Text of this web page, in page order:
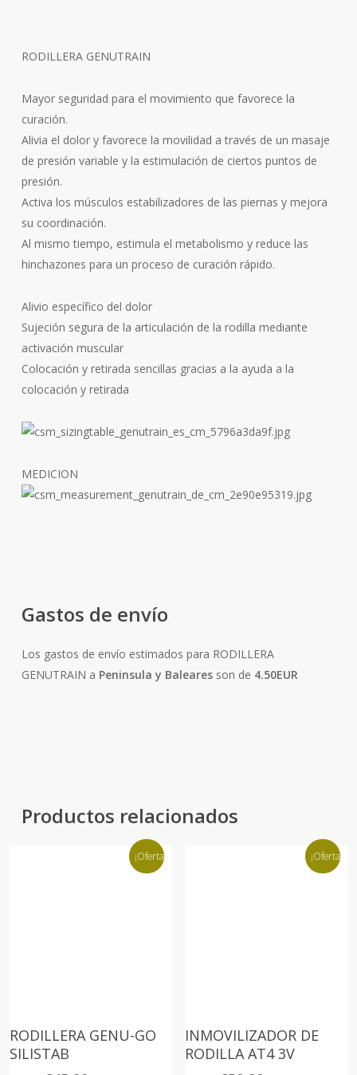
RODILLERA GENUTRAIN
Mayor seguridad para el movimiento que favorece la
curación.
Alivia el dolor y favorece la movilidad a través de un masaje
de presión variable y la estimulación de ciertos puntos de
presión.
Activa los músculos estabilizadores de las piernas y mejora
su coordinación.
Al mismo tiempo, estimula el metabolismo y reduce las
hinchazones para un proceso de curación rápido.
Alivio específico del dolor
Sujeción segura de la articulación de la rodilla mediante
activación muscular
Colocación y retirada sencillas gracias a la ayuda a la
colocación y retirada
MEDICION
Gastos de envío
Los gastos de envío estimados para RODILLERA
GENUTRAIN a Peninsula y Balearesson de 4.50EUR
Productos relacionados
¡Oferta!
RODILLERA GENU-GO
SILISTAB
¡Oferta!
INMOVILIZADOR DE
RODILLA AT4 3V